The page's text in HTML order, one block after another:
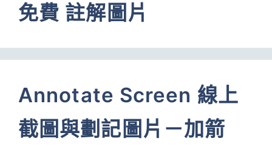
免費 註解圖片
Annotate Screen 線上
截圖與劃記圖片－加箭